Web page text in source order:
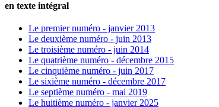
en texte intégral
Le premier numéro - janvier 2013
Le deuxième numéro - juin 2013
Le troisième numéro - juin 2014
Le quatrième numéro - décembre 2015
Le cinquième numéro - juin 2017
Le sixième numéro - décembre 2017
Le septième numéro - mai 2019
Le huitième numéro - janvier 2025